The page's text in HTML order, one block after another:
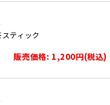
ティック
販売価格: 1,200円(税込)